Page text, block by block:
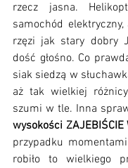
rzecz jasna.
samochód
rzęzi jak stary dobry
dość głośno. Co
siak siedzą w
aż tak wielkiej
szumi w tle. Inna
wysokości ZAJEBIŚCIE
przypadku
robiło to wielkiego